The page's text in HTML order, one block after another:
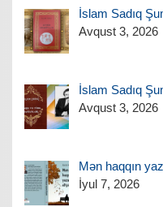
İslam Sadıq
Avqust 3, 2026
İslam Sadıq
Avqust 3, 2026
Mən haqqın
İyul 7, 2026